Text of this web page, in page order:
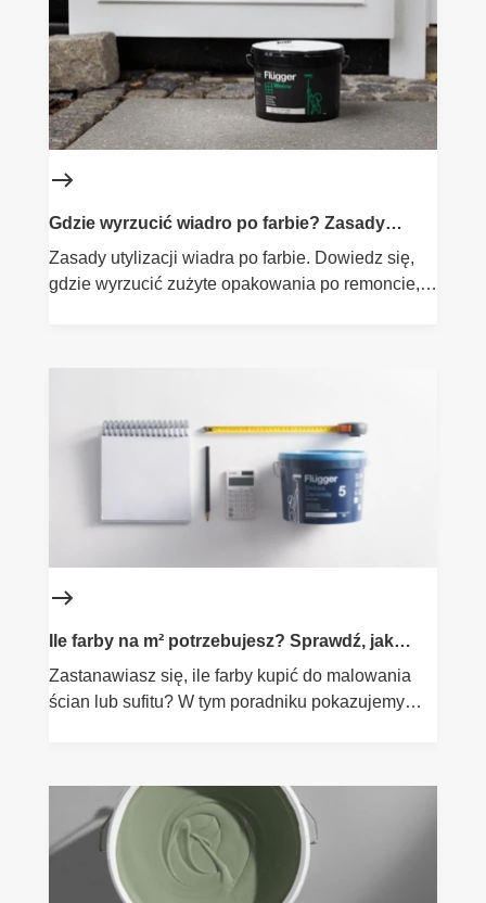
Gdzie wyrzucić wiadro po farbie? Zasady
utylizacji
Zasady utylizacji wiadra po farbie. Dowiedz się,
gdzie wyrzucić zużyte opakowania po remoncie,
Ile farby na m² potrzebujesz? Sprawdź, jak
obliczyć
Zastanawiasz się, ile farby kupić do malowania
ścian lub sufitu? W tym poradniku pokazujemy
czynniki wpływają na zużycie farby – od
chłonności podłoża po technikę malowania.
Dzięki temu unikniesz niedoszacowania i
niepotrzebnych wydatków.